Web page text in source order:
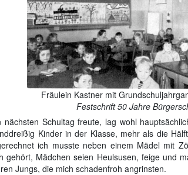
Fräulein Kastner mit
Festschrift 50 Jahre
Schultag freute, lag wohl
Kinder in der Klasse, mehr als die
ich musste neben einem Mädel mit
gehört, Mädchen seien Heulsusen, feige und
Jungs, die mich schadenfroh angrinsten.